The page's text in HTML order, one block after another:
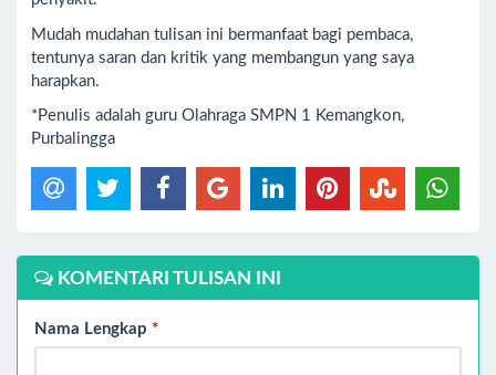
Mudah mudahan tulisan ini bermanfaat bagi pembaca,
tentunya saran dan kritik yang membangun yang saya
harapkan.
*Penulis adalah guru Olahraga SMPN 1 Kemangkon,
Purbalingga
KOMENTARI TULISAN INI
Nama Lengkap *